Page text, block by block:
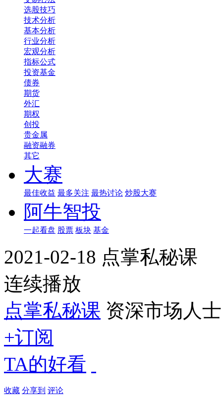
选股技巧
技术分析
基本分析
行业分析
宏观分析
指标公式
投资基金
债券
期货
外汇
期权
创投
贵金属
融资融券
其它
大赛
最佳收益 最多关注 最热讨论 炒股大赛
阿牛智投
一起看盘 股票 板块 基金
2021-02-18 点掌私秘课
连续播放
点掌私秘课 资深市场人士
+订阅
TA的好看
收藏 分享到 评论